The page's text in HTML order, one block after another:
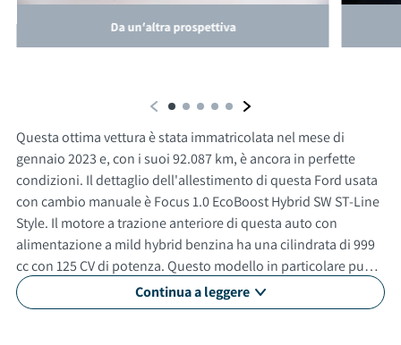
Da un'altra prospettiva
Questa ottima vettura è stata immatricolata nel mese di
gennaio 2023 e, con i suoi 92.087 km, è ancora in perfette
condizioni. Il dettaglio dell'allestimento di questa Ford usata
con cambio manuale è Focus 1.0 EcoBoost Hybrid SW ST-Line
Style. Il motore a trazione anteriore di questa auto con
alimentazione a mild hybrid benzina ha una cilindrata di 999
cc con 125 CV di potenza. Questo modello in particolare può
raggiungere una velocità massima di 198 km/h. Questa
automobile usata è adatta anche per neopatentati. Gli esterni
Continua a leggere